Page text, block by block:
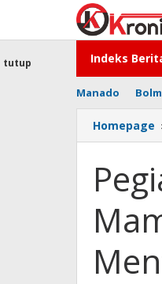
konten
Indeks
Manado
tutup
Homepage